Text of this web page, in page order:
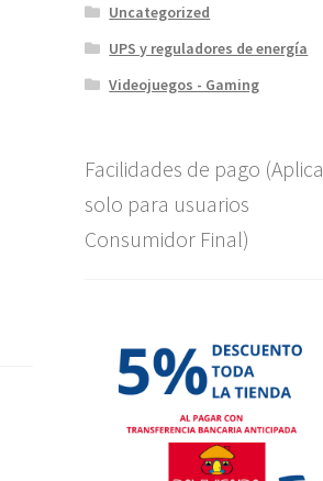
Uncategorized
UPS y reguladores de energía
Videojuegos - Gaming
Facilidades de pago (Aplica
solo para usuarios
Consumidor Final)